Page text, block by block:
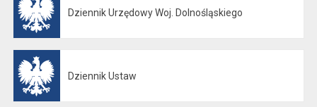
Dziennik Urzędowy Woj. Dolnośląskiego
Dziennik Ustaw